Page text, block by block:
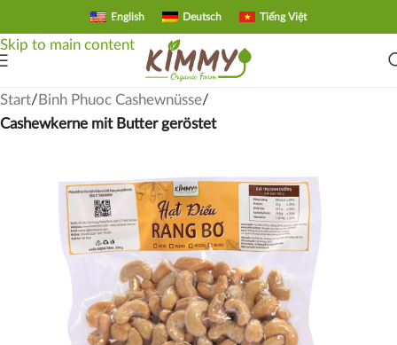
Skip to navigation
Skip to main content
English Deutsch Tiếng Việt
Start
Binh Phuoc Cashewnüsse
Cashewkerne mit Butter geröstet